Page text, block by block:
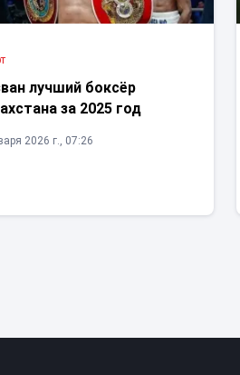
лучший боксёр
за 2025 год
2026 г., 07:26